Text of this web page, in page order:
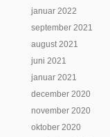
januar 2022
september 2021
august 2021
juni 2021
januar 2021
december 2020
november 2020
oktober 2020